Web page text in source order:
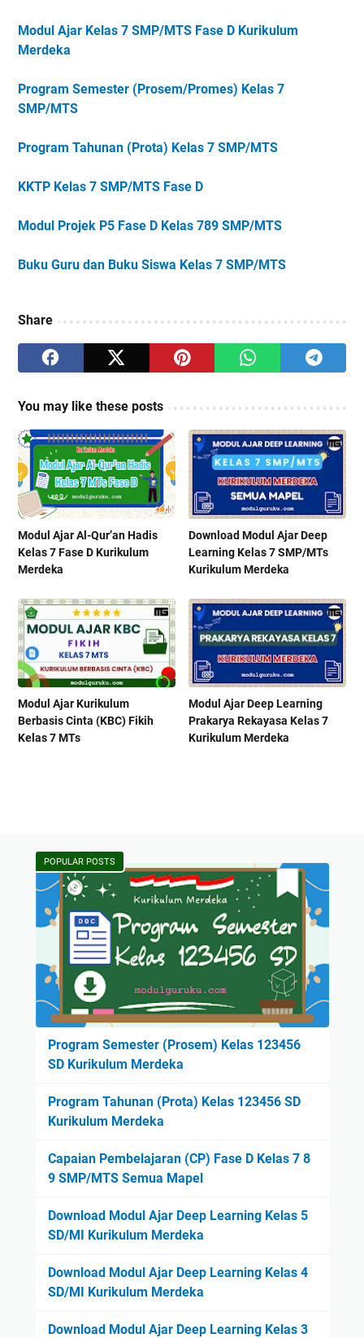
Modul Ajar Kelas 7 SMP/MTS Fase D Kurikulum
Merdeka
Program Semester (Prosem/Promes) Kelas 7
SMP/MTS
Program Tahunan (Prota) Kelas 7 SMP/MTS
KKTP Kelas 7 SMP/MTS Fase D
Modul Projek P5 Fase D Kelas 789 SMP/MTS
Buku Guru dan Buku Siswa Kelas 7 SMP/MTS
Share
You may like these posts
Modul Ajar Al-Qur’an Hadis
Kelas 7 Fase D Kurikulum
Merdeka
Download Modul Ajar Deep
Learning Kelas 7 SMP/MTs
Kurikulum Merdeka
Modul Ajar Kurikulum
Berbasis Cinta (KBC) Fikih
Kelas 7 MTs
Modul Ajar Deep Learning
Prakarya Rekayasa Kelas 7
Kurikulum Merdeka
POPULAR POSTS
Program Semester (Prosem) Kelas 123456
SD Kurikulum Merdeka
Program Tahunan (Prota) Kelas 123456 SD
Kurikulum Merdeka
Capaian Pembelajaran (CP) Fase D Kelas 7 8
9 SMP/MTS Semua Mapel
Download Modul Ajar Deep Learning Kelas 5
SD/MI Kurikulum Merdeka
Download Modul Ajar Deep Learning Kelas 4
SD/MI Kurikulum Merdeka
Download Modul Ajar Deep Learning Kelas 3